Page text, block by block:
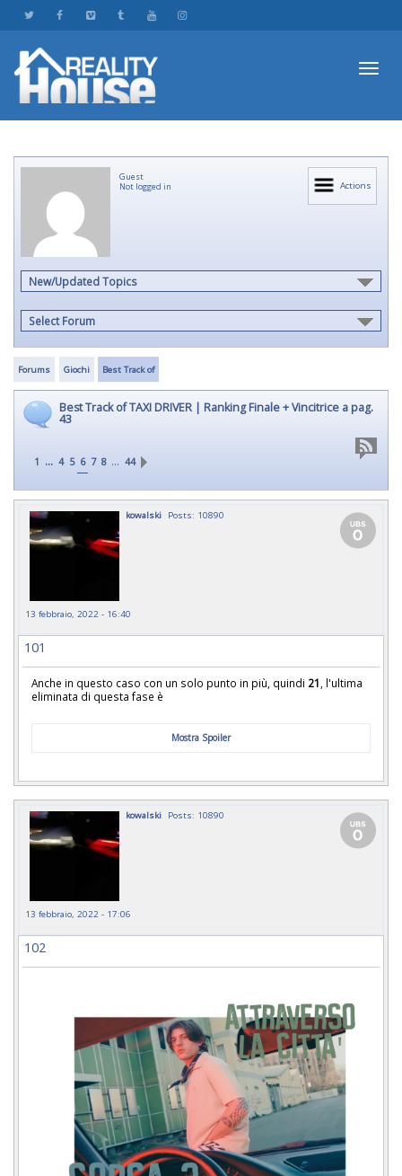
Actions
Guest
Not logged in
New/Updated Topics
Select Forum
Forums Giochi Best Track of
Best Track of TAXI DRIVER | Ranking Finale + Vincitrice a pag.
43
1 ... 4 5 6 7 8 … 44
kowalski Posts: 10890
13 febbraio, 2022 - 16:40
101
Anche in questo caso con un solo punto in più, quindi 21 , l'ultima
eliminata di questa fase è
Mostra Spoiler
kowalski Posts: 10890
13 febbraio, 2022 - 17:06
102